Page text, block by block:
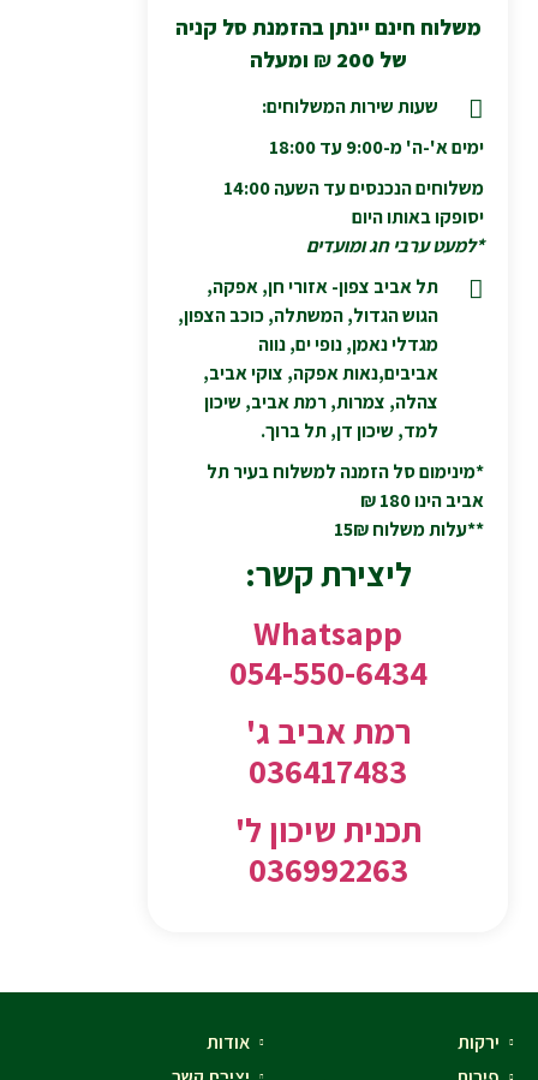
משלוח חינם יינתן בהזמנת סל קניה
של 200
₪ ומעלה
שעות שירות המשלוחים:
ימים א'-ה' מ-9:00 עד 18:00
משלוחים הנכנסים עד השעה 14:00
יסופקו באותו היום
*למעט ערבי חג ומועדים
תל אביב צפון- אזורי חן, אפקה,
הגוש הגדול, המשתלה, כוכב הצפון,
מגדלי נאמן, נופי ים, נווה
אביבים,נאות אפקה, צוקי אביב,
צהלה, צמרות, רמת אביב, שיכון
למד, שיכון דן, תל ברוך.
*מינימום סל הזמנה למשלוח בעיר תל
אביב הינו 180 ₪
**עלות משלוח 15₪
ליצירת קשר:
Whatsapp
054-550-6434
רמת אביב ג'
036417483
תכנית שיכון ל'
036992263
ירקות
אודות